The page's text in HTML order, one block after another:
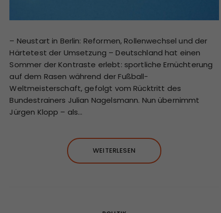
– Neustart in Berlin: Reformen, Rollenwechsel und der
Härtetest der Umsetzung – Deutschland hat einen
Sommer der Kontraste erlebt: sportliche Ernüchterung
auf dem Rasen während der Fußball-
Weltmeisterschaft, gefolgt vom Rücktritt des
Bundestrainers Julian Nagelsmann. Nun übernimmt
Jürgen Klopp – als…
WEITERLESEN